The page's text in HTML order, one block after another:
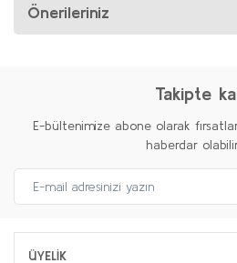
Önerileriniz
Takipte
E-bültenimize abone olarak
haberdar
ÜYELİK